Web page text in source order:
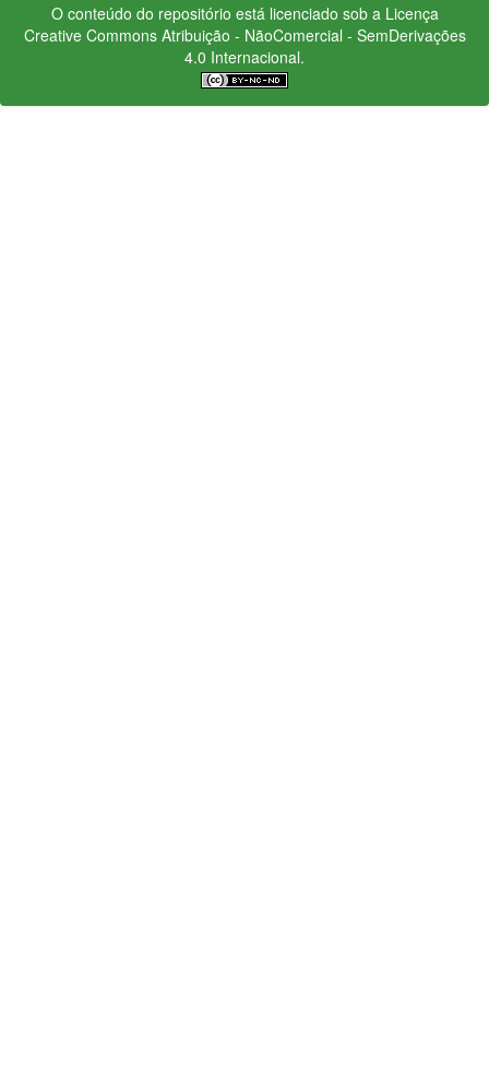
O conteúdo do repositório está licenciado sob a Licença
Creative CommonsAtribuição - NãoComercial - SemDerivações
4.0 Internacional.